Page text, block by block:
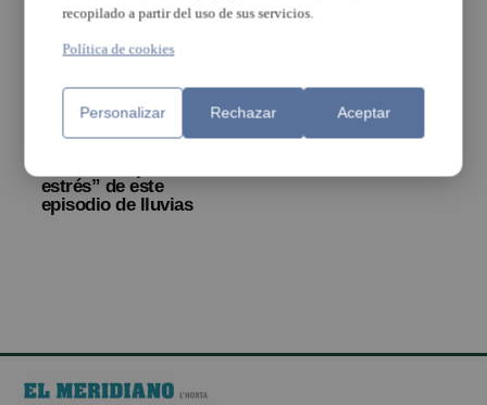
Martínez Mus destaca
que las depuradoras
reconstruidas tras las
estrés” de este
episodio de lluvias
recopilado a partir del uso de sus servicios.
Política de cookies
Personalizar Rechazar Aceptar